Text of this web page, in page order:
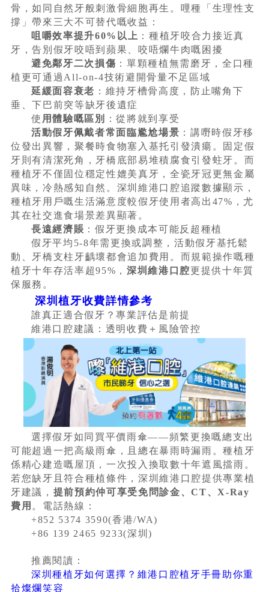
骨，如同自然牙般刺激骨細胞再生。哩種「生理性支
撐」帶來三大不可替代嘅收益：
咀嚼效率提升60%以上 ：種植牙咬合力接近真
牙，告別假牙咬唔到蘋果、咬唔爛牛肉嘅困擾
避免鄰牙二次損傷 ：單顆種植無需磨牙，全口種
植更可通過All-on-4技術避開骨量不足區域
延緩面容衰老 ：維持牙槽骨高度，防止嘴角下
垂、下巴前突等缺牙後遺症
使 用體驗嘅區別
：從將就到享受
活動假牙佩戴者常面臨尷尬場景 ：講嘢時假牙移
位發出異響，聚餐時食物塞入基托引發潰瘍。固定假
牙則有清潔死角，牙橋底部易堆積腐食引發蛀牙。而
種植牙不僅固位穩定性媲美真牙，全瓷牙冠更無金屬
異味，冷熱感知自然。深圳維港口腔追蹤數據顯示，
種植牙用戶嘅生活滿意度較假牙使用者高出47%，尤
其在社交進食場景差異顯著。
長遠經濟賬 ：假牙更換成本可能反超種植
假牙平均5-8年需更換或調整，活動假牙基托鬆
動、牙橋支柱牙齲壞都會追加費用。而規範操作嘅種
植牙十年存活率超95%， 深圳維港口腔更提供十年質
保服務。
深圳植牙收費詳情參考
誰真正適合假牙？專業評估是前提
維港口腔建議：透明收費＋風險管控
選擇假牙如同買平價雨傘——頻繁更換嘅總支出
可能超過一把高級雨傘，且總在暴雨時漏雨。種植牙
係精心建造嘅屋頂，一次投入換取數十年遮風擋雨。
若您缺牙且符合種植條件，深圳維港口腔提供專業植
牙建議， 提前預約仲可享受免問診金、CT、X-Ray
費用 。電話熱線：
+852 5374 3590(香港/WA)
+86 139 2465 9233(深圳)
推薦閱讀：
深圳種植牙如何選擇？維港口腔植牙手冊助你重
拾燦爛笑容